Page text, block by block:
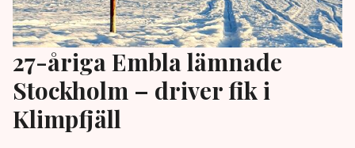
27-åriga Embla lämnade
Stockholm – driver fik i
Klimpfjäll